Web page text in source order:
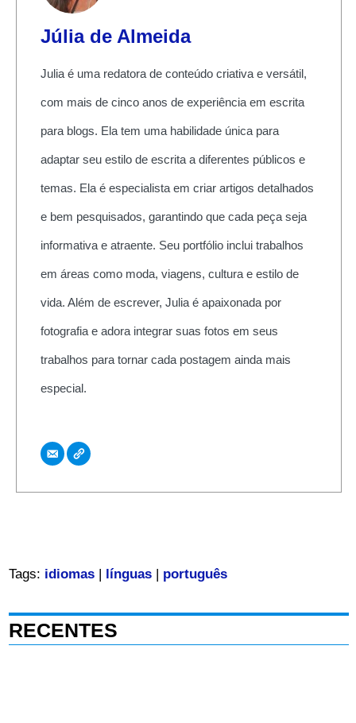
Júlia de Almeida
Julia é uma redatora de conteúdo criativa e versátil,
com mais de cinco anos de experiência em escrita
para blogs. Ela tem uma habilidade única para
adaptar seu estilo de escrita a diferentes públicos e
temas. Ela é especialista em criar artigos detalhados
e bem pesquisados, garantindo que cada peça seja
informativa e atraente. Seu portfólio inclui trabalhos
em áreas como moda, viagens, cultura e estilo de
vida. Além de escrever, Julia é apaixonada por
fotografia e adora integrar suas fotos em seus
trabalhos para tornar cada postagem ainda mais
especial.
Tags: idiomas| línguas| português
RECENTES